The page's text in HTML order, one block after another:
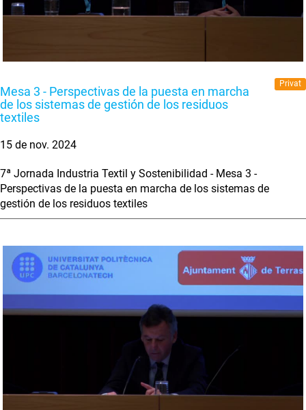
Mesa 3 - Perspectivas de la puesta en marcha
de los sistemas de gestión de los residuos
textiles
Privat
15 de nov. 2024
7ª Jornada Industria Textil y Sostenibilidad - Mesa 3 -
Perspectivas de la puesta en marcha de los sistemas de
gestión de los residuos textiles